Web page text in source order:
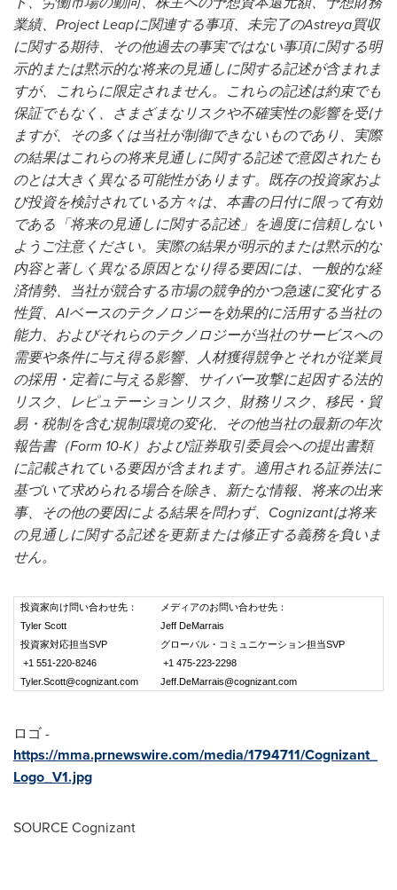
業績、Project Leapに関連する事項、未完了のAstreya買収
に関する期待、その他過去の事実ではない事項に関する明
示的または黙示的な将来の見通しに関する記述が含まれま
すが、これらに限定されません。これらの記述は約束でも
保証でもなく、さまざまなリスクや不確実性の影響を受け
ますが、その多くは当社が制御できないものであり、実際
の結果はこれらの将来見通しに関する記述で意図されたも
のとは大きく異なる可能性があります。既存の投資家およ
び投資を検討されている方々は、本書の日付に限って有効
である「将来の見通しに関する記述」を過度に信頼しない
ようご注意ください。実際の結果が明示的または黙示的な
内容と著しく異なる原因となり得る要因には、一般的な経
済情勢、当社が競合する市場の競争的かつ急速に変化する
性質、AIベースのテクノロジーを効果的に活用する当社の
能力、およびそれらのテクノロジーが当社のサービスへの
需要や条件に与え得る影響、人材獲得競争とそれが従業員
の採用・定着に与える影響、サイバー攻撃に起因する法的
リスク、レピュテーションリスク、財務リスク、移民・貿
易・税制を含む規制環境の変化、その他当社の最新の年次
報告書（Form 10-K）および証券取引委員会への提出書類
に記載されている要因が含まれます。適用される証券法に
基づいて求められる場合を除き、新たな情報、将来の出来
事、その他の要因による結果を問わず、Cognizantは将来
の見通しに関する記述を更新または修正する義務を負いま
せん。
投資家向け問い合わせ先：
メディアのお問い合わせ先：
Tyler Scott
Jeff DeMarrais
投資家対応担当SVP
グローバル・コミュニケーション担当SVP
+1 551-220-8246
+1 475-223-2298
Tyler.Scott@cognizant.com
Jeff.DeMarrais@cognizant.com
ロゴ -
https://mma.prnewswire.com/media/1794711/Cognizant_
Logo_V1.jpg
SOURCE Cognizant